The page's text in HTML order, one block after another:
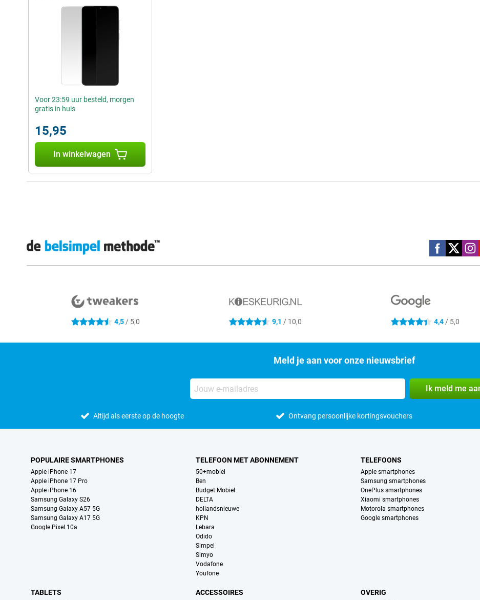
Voor 23:59 uur besteld, morgen
gratis in huis
15,95
In winkelwagen
Social media
4.5 sterren 4,5/ 5,0 4.6 sterren 9,1 / 10,0 4.4 sterren 4,4 / 5,0
Meld je aan voor onze nieuwsbrief
Ik meld me
Altijd als eerste op de hoogte Ontvang persoonlijke kortingsvouchers
POPULAIRE SMARTPHONES
Apple iPhone 17
Apple iPhone 17 Pro
Apple iPhone 16
Samsung Galaxy S26
Samsung Galaxy A57 5G
Samsung Galaxy A17 5G
Google Pixel 10a
TELEFOON MET ABONNEMENT
50+mobiel
Ben
Budget Mobiel
DELTA
hollandsnieuwe
KPN
Lebara
Odido
Simpel
Simyo
Vodafone
Youfone
TELEFOONS
Apple smartphones
Samsung smartphones
OnePlus smartphones
Xiaomi smartphones
Motorola smartphones
Google smartphones
TABLETS ACCESSOIRES OVERIG